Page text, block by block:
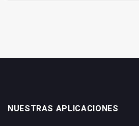
NUESTRAS APLICACIONES